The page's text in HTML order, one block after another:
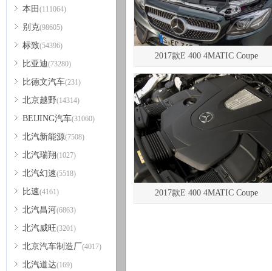
本田 (111064)
别克(98605)
标致(54396)
比亚迪(73280)
比德文汽车(231)
北京越野(14314)
BEIJING汽车(31060)
北汽新能源(7508)
北汽瑞翔(1027)
北汽幻速(5518)
比速(4161)
北汽昌河(6863)
北汽威旺(3201)
北京汽车制造厂(4017)
北汽道达(169)
2017款E 400 4MATIC Coupe
2017款E 400 4MATIC Coupe